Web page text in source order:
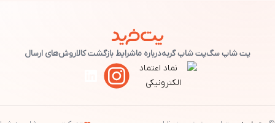
پت شاپ سگپت شاپ گربهدرباره ماشرایط بازگشت کالاروش‌های ارسال